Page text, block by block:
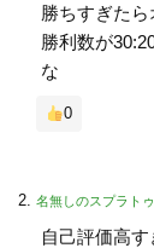
勝ちすぎた
勝利数が
な
0
名無しのスプラト
自己評価高